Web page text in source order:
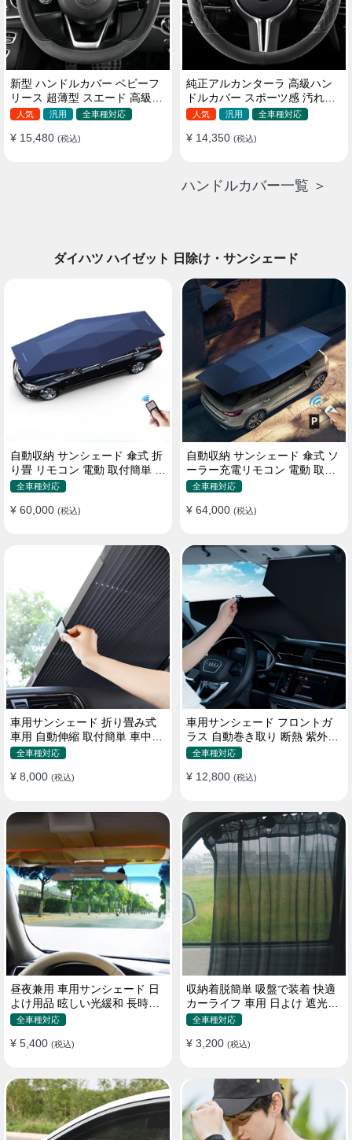
新型 ハンドルカバー ベビーフ
リース 超薄型 スエード 高級感
四季汎用 3色展開 38CM
人気 汎用 全車種対応
¥ 15,480 (税込)
純正アルカンターラ 高級ハン
ドルカバー スポーツ感 汚れ防
止 おしゃれ 全車種対応
人気 汎用 全車種対応
¥ 14,350 (税込)
ハンドルカバー一覧 ＞
ダイハツ ハイゼット 日除け・サンシェード
自動収納 サンシェード 傘式 折
り畳 リモコン 電動 取付簡単 汎
用 防風
全車種対応
¥ 60,000 (税込)
自動収納 サンシェード 傘式 ソ
ーラー充電リモコン 電動 取付
簡単 汎用
全車種対応
¥ 64,000 (税込)
車用サンシェード 折り畳み式
車用 自動伸縮 取付簡単 車中泊
紫外線UVカット 仮眠 断熱
全車種対応
¥ 8,000 (税込)
車用サンシェード フロントガ
ラス 自動巻き取り 断熱 紫外線
UVカット 取付収納便利
全車種対応
¥ 12,800 (税込)
昼夜兼用 車用サンシェード 日
よけ用品 眩しい光緩和 長時間
運転 特殊遮光素材
全車種対応
¥ 5,400 (税込)
収納着脱簡単 吸盤で装着 快適
カーライフ 車用 日よけ 遮光
UVカット 通気
全車種対応
¥ 3,200 (税込)